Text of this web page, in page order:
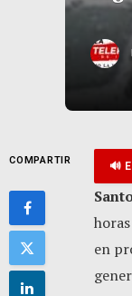
COMPARTIR 🔊
en